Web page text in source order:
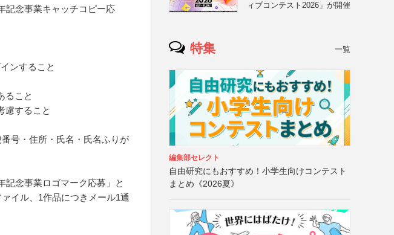
記念事業キャッチコピー応
ンすること
ること
慮すること
号・住所・氏名・氏名ふりが
念事業ロゴマーク応募」と
イル、1作品につきメール1通
ィブコンテスト2026」が開催
特集 一覧
編集部セレクト
自由研究にもおすすめ！小学生向けコンテスト
まとめ《2026夏》